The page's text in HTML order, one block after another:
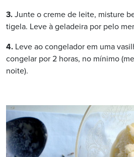
3. Junte o creme de leite, misture
tigela. Leve à geladeira por pelo
4. Leve ao congelador em uma
congelar por 2 horas, no mínimo
noite).